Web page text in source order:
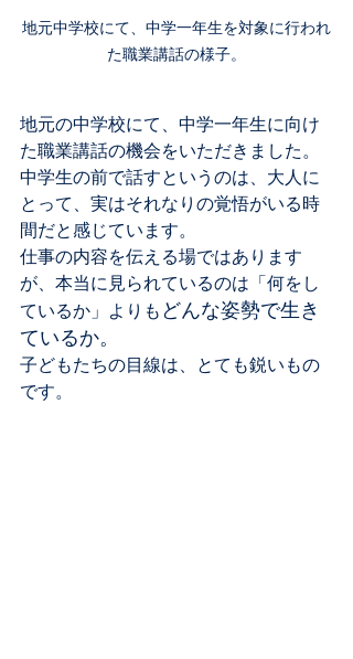
地元中学校にて、中学一年生を対象に行われ
た職業講話の様子。
地元の中学校にて、中学一年生に向け
た職業講話の機会をいただきました。
中学生の前で話すというのは、大人に
とって、実はそれなりの覚悟がいる時
間だと感じています。
仕事の内容を伝える場ではあります
が、本当に見られているのは「何をし
ているか」よりも どんな姿勢で生き
ているか。
子どもたちの目線は、とても鋭いもの
です。